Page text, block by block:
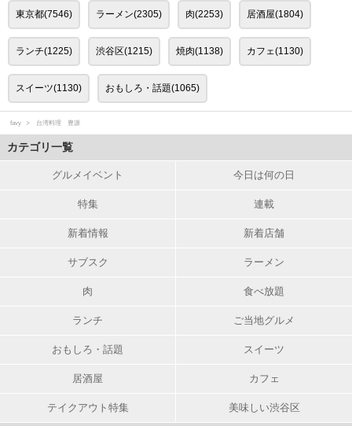
東京都(7546) ラーメン(2305) 肉(2253) 居酒屋(1804)
ランチ(1225) 渋谷区(1215) 焼肉(1138) カフェ(1130)
スイーツ(1130) おもしろ・話題(1065)
favy 台湾料理 豊源
カテゴリ一覧
グルメイベント 今日は何の日
特集 連載
新着情報 新着店舗
サブスク ラーメン
肉 食べ放題
ランチ ご当地グルメ
おもしろ・話題 スイーツ
居酒屋 カフェ
テイクアウト特集 美味しい渋谷区